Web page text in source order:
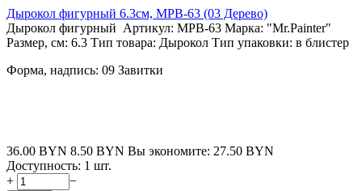
Дырокол фигурный 6.3см, MPB-63 (03 Дерево)
Дырокол фигурный Артикул: MPB-63 Марка: "Mr.Painter"
Размер, см: 6.3 Тип товара: Дырокол Тип упаковки: в блистер
Форма, надпись: 09 Завитки
36.00 BYN 8.50 BYN Вы экономите: 27.50 BYN
Доступность: 1 шт.
+
−